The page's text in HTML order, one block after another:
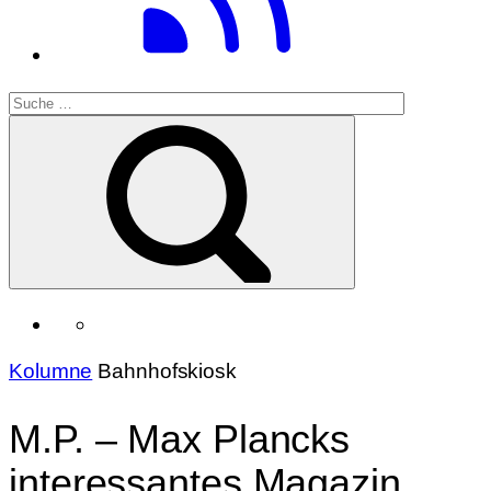
Kolumne Bahnhofskiosk
M.P. – Max Plancks